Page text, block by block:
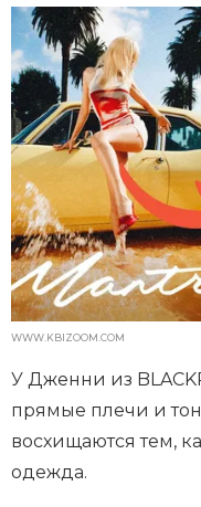
WWW.KBIZOOM.COM
У Дженни из
прямые плечи и
восхищаются тем,
одежда.